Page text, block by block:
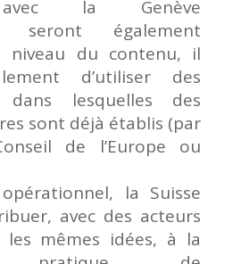
avec la Genève
seront également
niveau du contenu, il
d’utiliser des
dans lesquelles des
sont déjà établis (par
de l’Europe ou
la Suisse
avec des acteurs
mêmes idées, à la